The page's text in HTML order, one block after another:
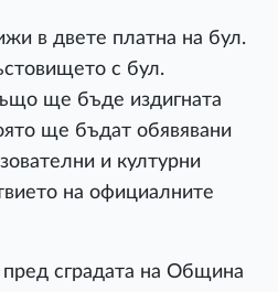
в двете платна на бул.
с бул.
ще бъде издигната
ще бъдат обявявани
и културни
на официалните
сградата на Община